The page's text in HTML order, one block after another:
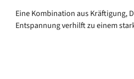
Eine Kombination aus Kräftigung,
Entspannung verhilft zu einem